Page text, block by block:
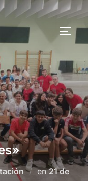
enPublicado
21 de